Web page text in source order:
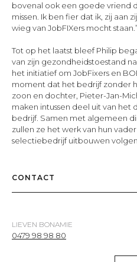
bovenal ook een goede vriend
missen. Ik ben fier dat ik, zij aan
wieg van JobFIXers mocht staan.”
Tot op het laatst bleef Philip
van zijn gezondheidstoestand
het initiatief om JobFixers en
moment dat het bedrijf zonder
zoon en dochter, Pieter-Jan-
maken intussen deel uit van het
bedrijf. Samen met algemeen
zullen ze het werk van hun
selectiebedrijf uitbouwen
CONTACT
LIEVEN BONAMIE
0479 98 98 80